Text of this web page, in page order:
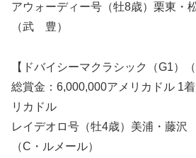
アウォーディー号（牡8歳）栗東
（武 豊）
【ドバイシーマクラシック（G1）
総賞金：6,000,000アメリカドル 1
リカドル
レイデオロ号（牡4歳）美浦・
（C・ルメール）